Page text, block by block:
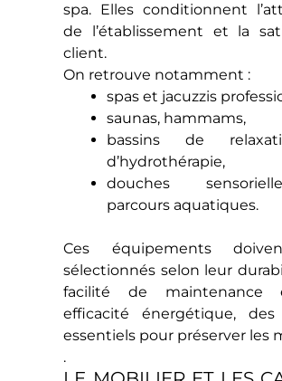
spa. Elles conditionnent
de l’établissement et la
client.
On retrouve notamment :
spas et jacuzzis
saunas, hammams,
bassins de
d’hydrothérapie,
douches
parcours aquatiques.
Ces équipements
sélectionnés selon leur
facilité de maintenance
efficacité énergétique, des
essentiels pour préserver les
.